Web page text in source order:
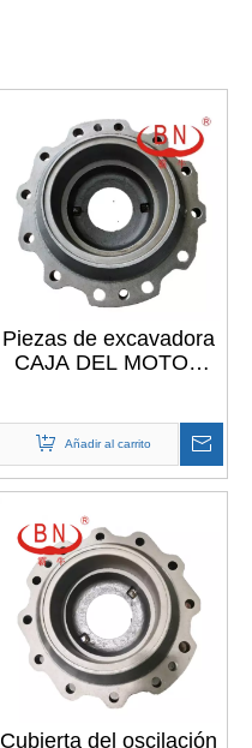
Piezas de excavadora
CAJA DEL MOTOR
Añadir al carrito
Cubierta del oscilación